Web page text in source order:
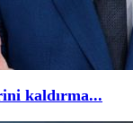
kaldırma...